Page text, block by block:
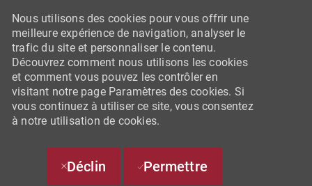
Nous utilisons des cookies pour vous offrir une
meilleure expérience de navigation, analyser le
trafic du site et personnaliser le contenu.
Découvrez comment nous utilisons les cookies
et comment vous pouvez les contrôler en
visitant notre page Paramètres des cookies. Si
vous continuez à utiliser ce site, vous consentez
à notre utilisation de cookies.
Déclin Permettre